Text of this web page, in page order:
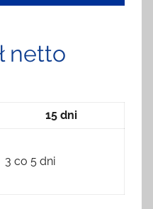
netto
15 dni
3 co 5 dni